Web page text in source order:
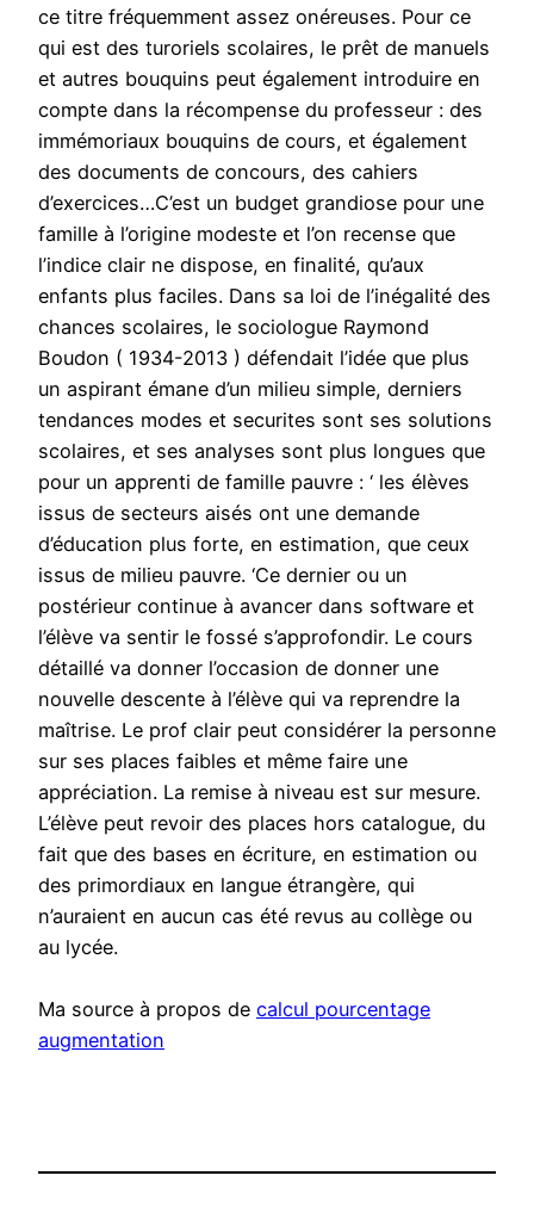
ce titre fréquemment assez onéreuses. Pour ce
qui est des turoriels scolaires, le prêt de manuels
et autres bouquins peut également introduire en
compte dans la récompense du professeur : des
immémoriaux bouquins de cours, et également
des documents de concours, des cahiers
d’exercices…C’est un budget grandiose pour une
famille à l’origine modeste et l’on recense que
l’indice clair ne dispose, en finalité, qu’aux
enfants plus faciles. Dans sa loi de l’inégalité des
chances scolaires, le sociologue Raymond
Boudon ( 1934-2013 ) défendait l’idée que plus
un aspirant émane d’un milieu simple, derniers
tendances modes et securites sont ses solutions
scolaires, et ses analyses sont plus longues que
pour un apprenti de famille pauvre : ‘ les élèves
issus de secteurs aisés ont une demande
d’éducation plus forte, en estimation, que ceux
issus de milieu pauvre. ‘Ce dernier ou un
postérieur continue à avancer dans software et
l’élève va sentir le fossé s’approfondir. Le cours
détaillé va donner l’occasion de donner une
nouvelle descente à l’élève qui va reprendre la
maîtrise. Le prof clair peut considérer la personne
sur ses places faibles et même faire une
appréciation. La remise à niveau est sur mesure.
L’élève peut revoir des places hors catalogue, du
fait que des bases en écriture, en estimation ou
des primordiaux en langue étrangère, qui
n’auraient en aucun cas été revus au collège ou
au lycée.
Ma source à propos de calcul pourcentage
augmentation